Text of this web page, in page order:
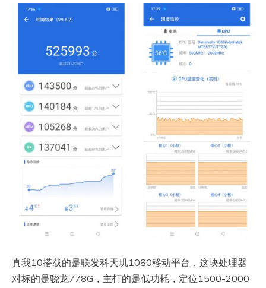
真我10搭载的是联发科天玑1080移动平台，这块处理器
对标的是骁龙778G，主打的是低功耗，定位1500-2000